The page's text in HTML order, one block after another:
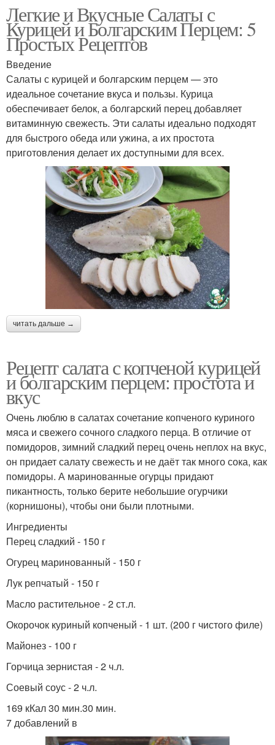
Легкие и Вкусные Салаты с
Курицей и Болгарским Перцем: 5
Простых Рецептов
Введение
Салаты с курицей и болгарским перцем — это
идеальное сочетание вкуса и пользы. Курица
обеспечивает белок, а болгарский перец добавляет
витаминную свежесть. Эти салаты идеально подходят
для быстрого обеда или ужина, а их простота
приготовления делает их доступными для всех.
читать дальше →
Рецепт салата с копченой курицей
и болгарским перцем: простота и
вкус
Очень люблю в салатах сочетание копченого куриного
мяса и свежего сочного сладкого перца. В отличие от
помидоров, зимний сладкий перец очень неплох на вкус,
он придает салату свежесть и не даёт так много сока, как
помидоры. А маринованные огурцы придают
пикантность, только берите небольшие огурчики
(корнишоны), чтобы они были плотными.
Ингредиенты
Перец сладкий - 150 г
Огурец маринованный - 150 г
Лук репчатый - 150 г
Масло растительное - 2 ст.л.
Окорочок куриный копченый - 1 шт. (200 г чистого филе)
Майонез - 100 г
Горчица зернистая - 2 ч.л.
Соевый соус - 2 ч.л.
169 кКал 30 мин.30 мин.
7 добавлений в